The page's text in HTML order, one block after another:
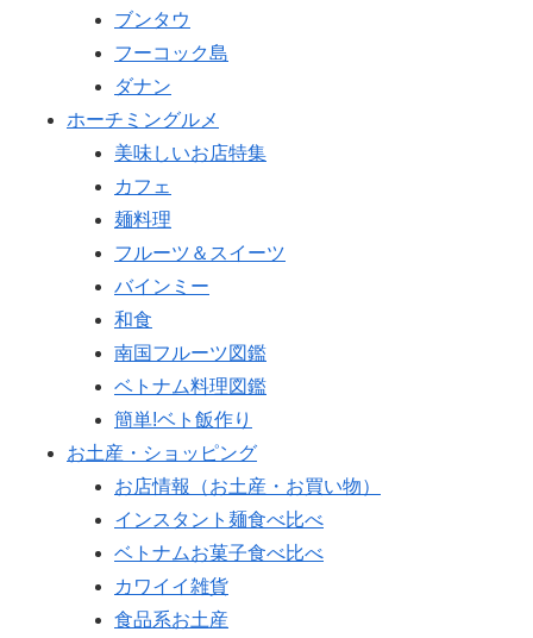
ブンタウ
フーコック島
ダナン
ホーチミングルメ
美味しいお店特集
カフェ
麺料理
フルーツ＆スイーツ
バインミー
和食
南国フルーツ図鑑
ベトナム料理図鑑
簡単!ベト飯作り
お土産・ショッピング
お店情報（お土産・お買い物）
インスタント麺食べ比べ
ベトナムお菓子食べ比べ
カワイイ雑貨
食品系お土産